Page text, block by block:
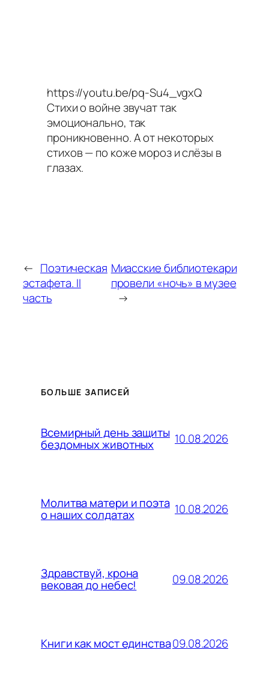
https://youtu.be/pq-Su4_vgxQ
Стихи о войне звучат так
эмоционально, так
проникновенно. А от некоторых
стихов — по коже мороз и слёзы в
глазах.
← Поэтическая
эстафета. II
часть
Миасские библиотекари
провели «ночь» в музее
→
БОЛЬШЕ ЗАПИСЕЙ
Всемирный день защиты
бездомных животных 10.08.2026
Молитва матери и поэта
о наших солдатах 10.08.2026
Здравствуй, крона
вековая до небес! 09.08.2026
Книги как мост единства09.08.2026